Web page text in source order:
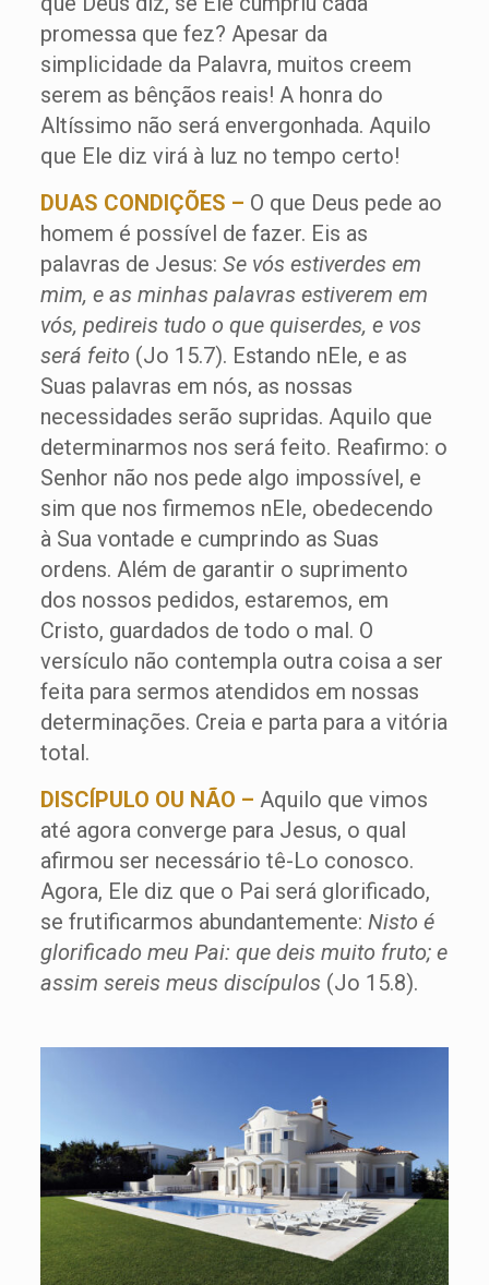
promessa que fez? Apesar da
simplicidade da Palavra, muitos creem
serem as bênçãos reais! A honra do
Altíssimo não será envergonhada. Aquilo
que Ele diz virá à luz no tempo certo!
DUAS CONDIÇÕES – O que Deus pede ao
homem é possível de fazer. Eis as
palavras de Jesus: Se vós estiverdes em
mim, e as minhas palavras estiverem em
vós, pedireis tudo o que quiserdes, e vos
será feito (Jo 15.7). Estando nEle, e as
Suas palavras em nós, as nossas
necessidades serão supridas. Aquilo que
determinarmos nos será feito. Reafirmo: o
Senhor não nos pede algo impossível, e
sim que nos firmemos nEle, obedecendo
à Sua vontade e cumprindo as Suas
ordens. Além de garantir o suprimento
dos nossos pedidos, estaremos, em
Cristo, guardados de todo o mal. O
versículo não contempla outra coisa a ser
feita para sermos atendidos em nossas
determinações. Creia e parta para a vitória
total.
DISCÍPULO OU NÃO – Aquilo que vimos
até agora converge para Jesus, o qual
afirmou ser necessário tê-Lo conosco.
Agora, Ele diz que o Pai será glorificado,
se frutificarmos abundantemente: Nisto é
glorificado meu Pai: que deis muito fruto; e
assim sereis meus discípulos (Jo 15.8).